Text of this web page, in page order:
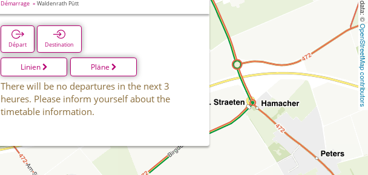
OpenStreetMap contributors
Démarrage Waldenrath Pütt
Départ Destination
Linien Pläne
There will be no departures in the next 3
heures. Please inform yourself about the
timetable information.